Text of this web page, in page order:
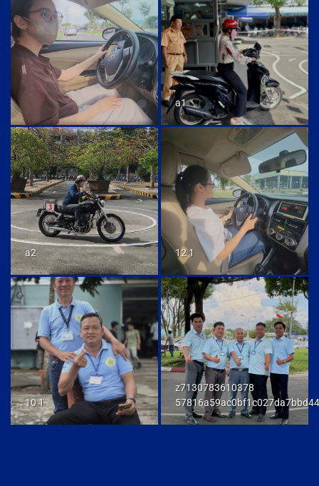
a1
a2 12 1
10 1
z7130783610378